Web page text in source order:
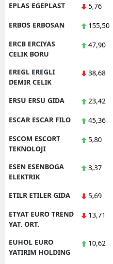
EPLAS EGEPLAST 5,76
ERBOS ERBOSAN 155,50
ERCB ERCIYAS
CELIK BORU
47,90
EREGL EREGLI
DEMIR CELIK
38,68
ERSU ERSU GIDA 23,42
ESCAR ESCAR FILO 45,36
ESCOM ESCORT
TEKNOLOJI
5,80
ESEN ESENBOGA
ELEKTRIK
3,37
ETILR ETILER GIDA 5,69
ETYAT EURO TREND
YAT. ORT.
13,71
EUHOL EURO
YATIRIM HOLDING
10,62